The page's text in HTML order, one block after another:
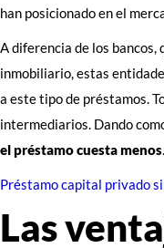
han posicionado en el
A diferencia de los
inmobiliario, estas
a este tipo de préstamos.
intermediarios. Dando
el préstamo cuesta menos.
Préstamo capital privado
Las